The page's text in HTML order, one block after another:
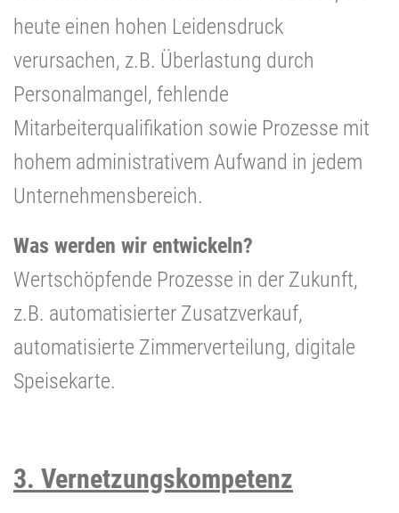
heute einen hohen Leidensdruck
verursachen, z.B. Überlastung durch
Personalmangel, fehlende
Mitarbeiterqualifikation sowie Prozesse mit
hohem administrativem Aufwand in jedem
Unternehmensbereich.
Was werden wir entwickeln?
Wertschöpfende Prozesse in der Zukunft,
z.B. automatisierter Zusatzverkauf,
automatisierte Zimmerverteilung, digitale
Speisekarte.
3. Vernetzungskompetenz